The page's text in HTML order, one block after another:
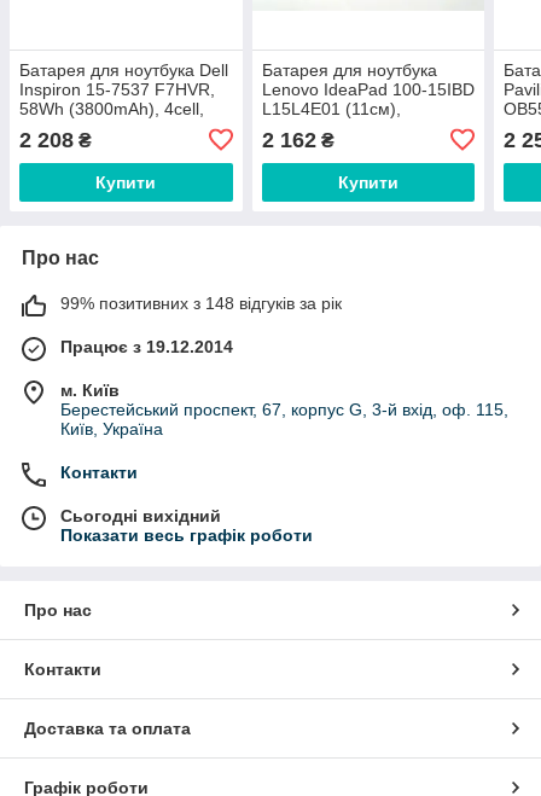
Батарея для ноутбука Dell
Inspiron 15-7537 F7HVR,
58Wh (3800mAh), 4cell,
2 208 ₴
Купити
Батарея для ноутбука
Lenovo IdeaPad 100-15IBD
L15L4E01 (11см),
14.6V, Li-ion, чорна,
оригінал
2 162₴
Купити
2
Про нас
99% позитивних з 148 відгуків за рік
Працює з 19.12.2014
м. Київ
Берестейський проспект, 67, корпус G, 3-й вхід, оф. 115,
Київ, Україна
Контакти
Сьогодні вихідний
Показати весь графік роботи
Про нас
Контакти
Доставка та оплата
Графік роботи